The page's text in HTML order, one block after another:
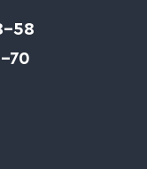
58
70